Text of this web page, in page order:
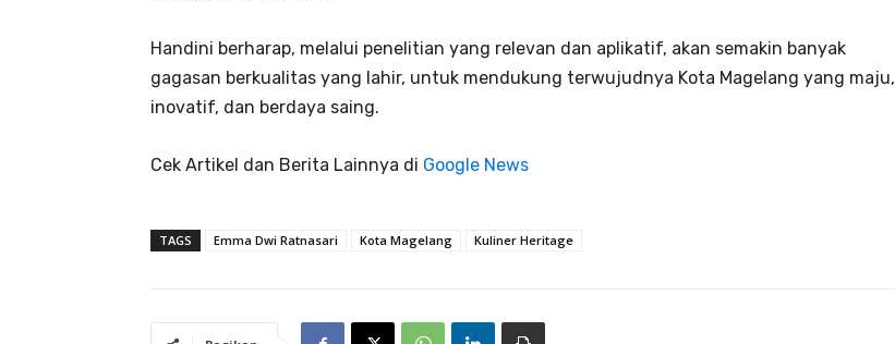
Handini berharap, melalui penelitian yang relevan dan aplikatif, akan semakin banyak
gagasan berkualitas yang lahir, untuk mendukung terwujudnya Kota Magelang yang maju,
inovatif, dan berdaya saing.
Cek Artikel dan Berita Lainnya di Google News
TAGS Emma Dwi Ratnasari Kota Magelang Kuliner Heritage